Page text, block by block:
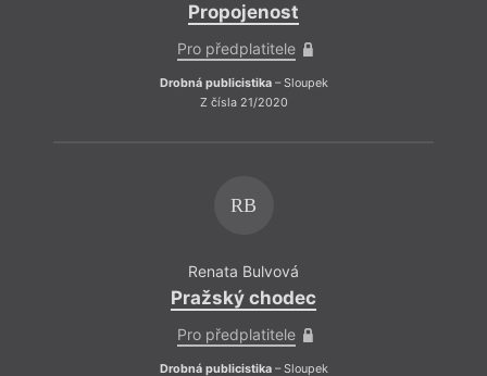
Propojenost
Pro předplatitele
Drobná publicistika– Sloupek
Z čísla 21/2020
RB
Renata Bulvová
Pražský chodec
Pro předplatitele
Drobná publicistika– Sloupek